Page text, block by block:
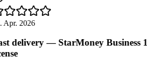
Apr. 2026
delivery — StarMoney Business